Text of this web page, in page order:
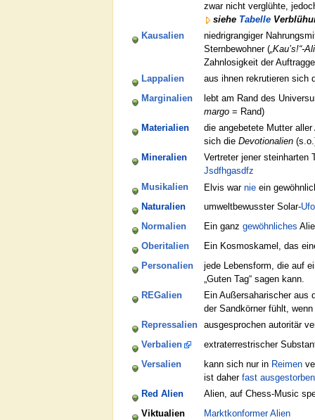
zwar nicht verglühte,
siehe Tabelle
Kausalien
niedrigrangiger
Sternbewohner („Kau’s!“-
Zahnlosigkeit der
Lappalien
aus ihnen rekrutieren sich
Marginalien
lebt am Rand des
margo = Rand)
Materialien
die angebetete Mutter
sich die Devotionalien
Mineralien
Vertreter jener steinharten
Jsdfhgasdfz
Musikalien
Elvis war nie ein
Naturalien
umweltbewusster Solar-Ufo
Normalien
Ein ganz gewöhnliches
Oberitalien
Ein Kosmoskamel, das
Personalien
jede Lebensform, die auf
„Guten Tag“ sagen kann.
REGalien
Ein Außersaharischer aus
der Sandkörner fühlt,
Repressalien ausgesprochen autoritär
Verbalien
extraterrestrischer
Versalien
kann sich nur in Reimen
ist daher fast ausgestorben
Red Alien
Alien, auf Chess-Music
Viktualien
Marktkonformer Alien